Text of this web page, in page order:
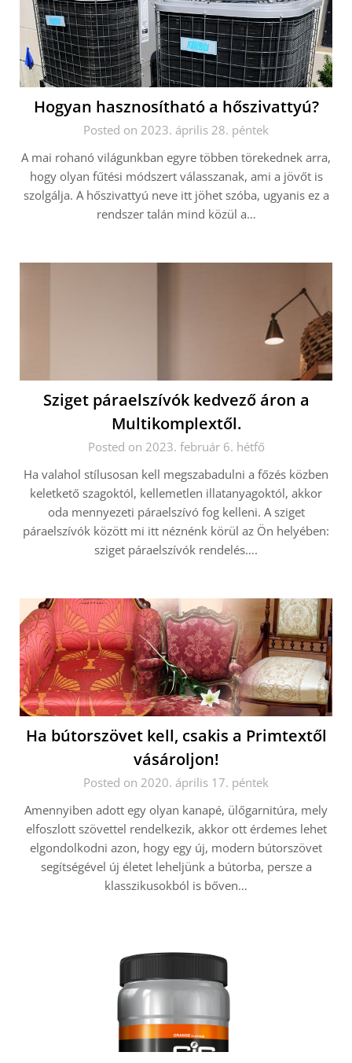
Hogyan hasznosítható a hőszivattyú?
Posted on 2023. április 28. péntek
A mai rohanó világunkban egyre többen törekednek arra,
hogy olyan fűtési módszert válasszanak, ami a jövőt is
szolgálja. A hőszivattyú neve itt jöhet szóba, ugyanis ez a
rendszer talán mind közül a…
Sziget páraelszívók kedvező áron a
Multikomplextől.
Posted on 2023. február 6. hétfő
Ha valahol stílusosan kell megszabadulni a főzés közben
keletkető szagoktól, kellemetlen illatanyagoktól, akkor
oda mennyezeti páraelszívó fog kelleni. A sziget
páraelszívók között mi itt néznénk körül az Ön helyében:
sziget páraelszívók rendelés….
Ha bútorszövet kell, csakis a Primtextől
vásároljon!
Posted on 2020. április 17. péntek
Amennyiben adott egy olyan kanapé, ülőgarnitúra, mely
elfoszlott szövettel rendelkezik, akkor ott érdemes lehet
elgondolkodni azon, hogy egy új, modern bútorszövet
segítségével új életet leheljünk a bútorba, persze a
klasszikusokból is bőven…